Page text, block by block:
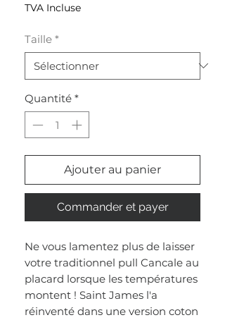
TVA Incluse
Taille *
Quantité *
Ajouter au panier
Commander et payer
Ne vous lamentez plus de laisser
votre traditionnel pull Cancale au
placard lorsque les températures
montent ! Saint James l'a
réinventé dans une version coton